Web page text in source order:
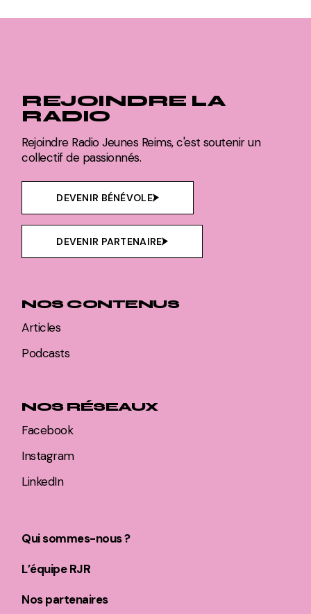
REJOINDRE LA
RADIO
Rejoindre Radio Jeunes Reims, c'est soutenir un
collectif de passionnés.
DEVENIR BÉNÉVOLE
DEVENIR PARTENAIRE
NOS CONTENUS
Articles
Podcasts
NOS RÉSEAUX
Facebook
Instagram
LinkedIn
Qui sommes-nous ?
L’équipe RJR
Nos partenaires